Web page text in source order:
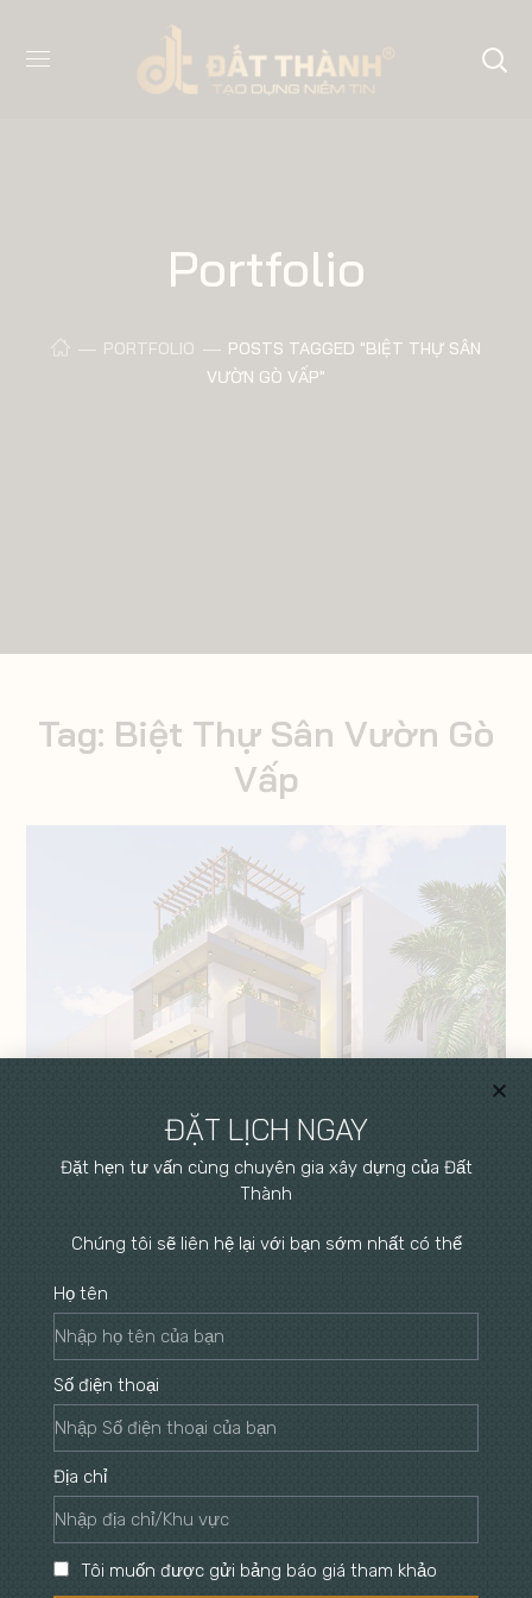
Portfolio
PORTFOLIO
POSTS TAGGED "BIỆT THỰ SÂN
VƯỜN GÒ VẤP"
Tag: Biệt Thự Sân Vườn Gò
Vấp
Ngày Thực
Phong Cách
Hiện đại
ĐẶT LỊCH NGAY
Đặt hẹn tư vấn cùng chuyên gia xây dựng của Đất
Thành
Chúng tôi sẽ liên hệ lại với bạn sớm nhất có thể
Họ tên
Số điện thoại
Địa chỉ
Tôi muốn được gửi bảng báo giá tham khảo